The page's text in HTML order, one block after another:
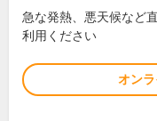
急な発熱、悪天候など
利用ください
オン